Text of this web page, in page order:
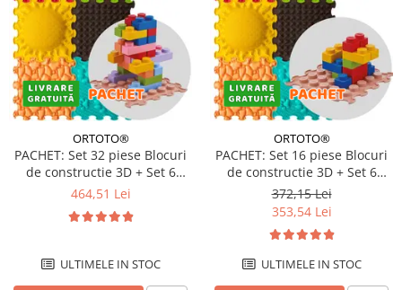
ORTOTO®
PACHET: Set 32 piese Blocuri
de constructie 3D + Set 6
Covorase ortopedice si
464,51 Lei
ULTIMELE IN STOC
ORTOTO®
PACHET: Set 16 piese Blocuri
de constructie 3D + Set 6
Covorase tip puzzle
372,15 Lei
353,54 Lei
ULTIMELE IN STOC